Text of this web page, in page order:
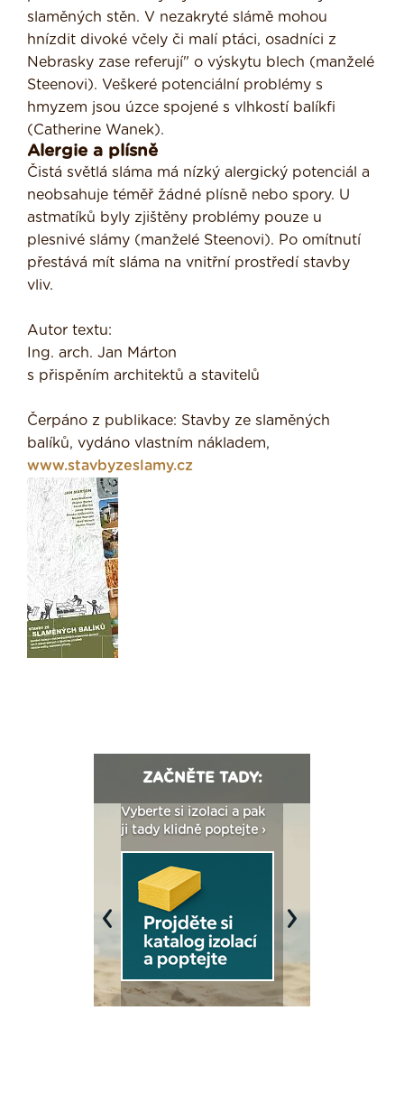
slaměných stěn. V nezakryté slámě mohou
hnízdit divoké včely či malí ptáci, osadníci z
Nebrasky zase referují" o výskytu blech (manželé
Steenovi). Veškeré potenciální problémy s
hmyzem jsou úzce spojené s vlhkostí balíkfi
(Catherine Wanek).
Alergie a plísně
Čistá světlá sláma má nízký alergický po­tenciál a
neobsahuje téměř žádné plísně nebo spory. U
astmatíků byly zjištěny pro­blémy pouze u
plesnivé slámy (manželé Steenovi). Po omítnutí
přestává mít sláma na vnitřní prostředí stavby
vliv.
Autor textu:
Ing. arch. Jan Márton
s přispěním architektů a stavitelů
Čerpáno z publikace: Stavby ze slaměných
balíků, vydáno vlastním nákladem,
www.stavbyzeslamy.cz
ZAČNĚTE TADY:
Vyberte si izolaci a pak
ji tady klidně poptejte ›
Previous Next